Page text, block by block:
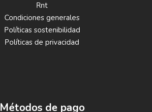
Rnt
Condiciones generales
Políticas sostenibilidad
Políticas de privacidad
Métodos de pago